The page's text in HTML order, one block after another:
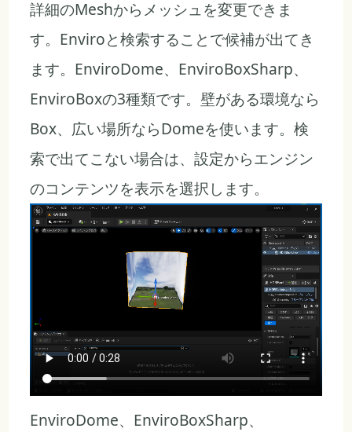
詳細のMeshからメッシュを変更できま
す。Enviroと検索することで候補が出てき
ます。EnviroDome、EnviroBoxSharp、
EnviroBoxの3種類です。壁がある環境なら
Box、広い場所ならDomeを使います。検
索で出てこない場合は、設定からエンジン
のコンテンツを表示を選択します。
EnviroDome、EnviroBoxSharp、